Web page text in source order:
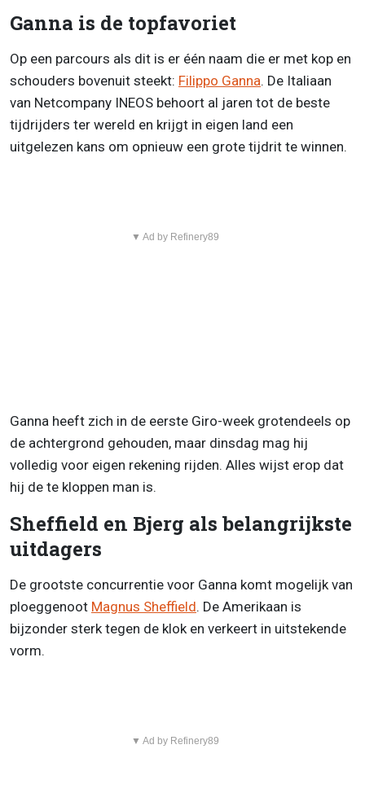
Ganna is de topfavoriet
Op een parcours als dit is er één naam die er met kop en
schouders bovenuit steekt: Filippo Ganna. De Italiaan
van Netcompany INEOS behoort al jaren tot de beste
tijdrijders ter wereld en krijgt in eigen land een
uitgelezen kans om opnieuw een grote tijdrit te winnen.
▼ Ad by Refinery89
Ganna heeft zich in de eerste Giro-week grotendeels op
de achtergrond gehouden, maar dinsdag mag hij
volledig voor eigen rekening rijden. Alles wijst erop dat
hij de te kloppen man is.
Sheffield en Bjerg als belangrijkste
uitdagers
De grootste concurrentie voor Ganna komt mogelijk van
ploeggenoot Magnus Sheffield. De Amerikaan is
bijzonder sterk tegen de klok en verkeert in uitstekende
vorm.
▼ Ad by Refinery89